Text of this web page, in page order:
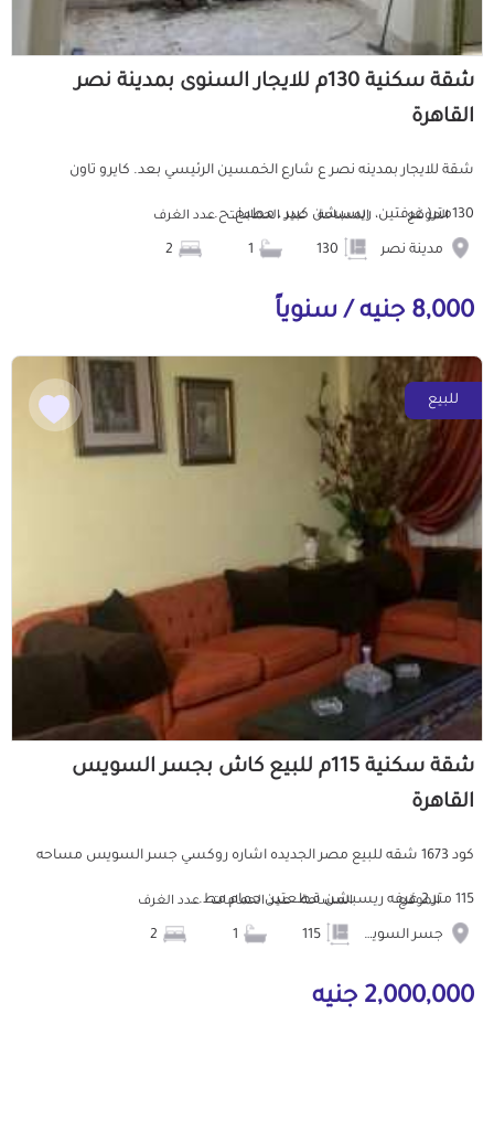
شقة سكنية 130م للايجار السنوى بمدينة نصر
القاهرة
شقة للايجار بمدينه نصر ع شارع الخمسين الرئيسي بعد. كايرو تاون
130متر( غرفتين، ريسبشن كبير ، مطبخ، ح... الموقع
مدينة نصر
المساحة عدد الحمامات عدد الغرف
8,000 جنيه / سنوياً
للبيع
شقة سكنية 115م للبيع كاش بجسر السويس
القاهرة
كود 1673 شقه للبيع مصر الجديده اشاره روكسي جسر السويس مساحه
115 متر 2 غرفه ريسبشن قطعتين حمام مط... الموقع
جسر السويس
المساحة عدد الحمامات عدد الغرف
2,000,000 جنيه